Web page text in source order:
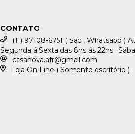
CONTATO
(11) 97108-6751 ( Sac , Whatsapp )
Segunda á Sexta das 8hs ás 22hs ,
casanova.afr@gmail.com
Loja On-Line ( Somente escritório )